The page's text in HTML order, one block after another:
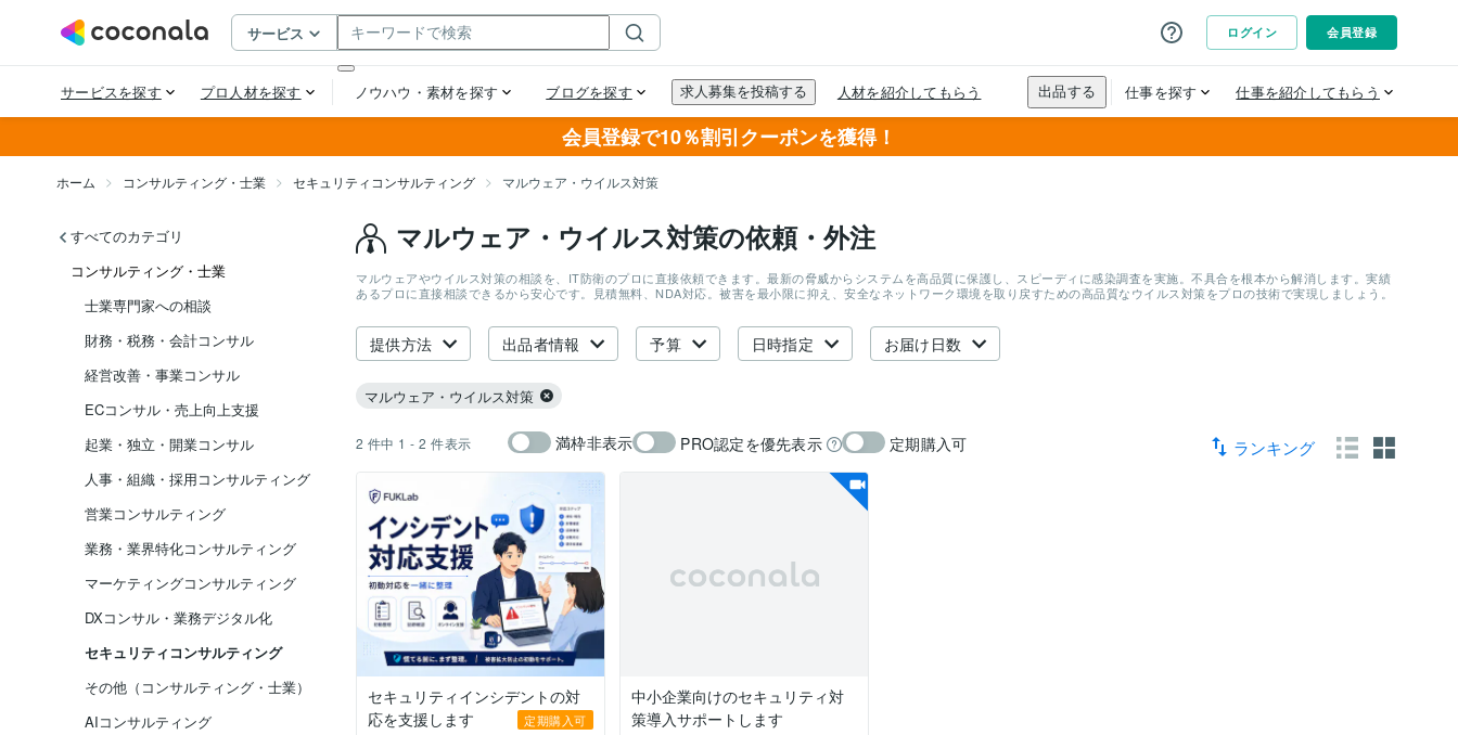
会員登録で10％割引クーポンを獲得！
ホーム コンサルティング・士業 セキュリティコンサルティング マルウェア・ウイルス対策
すべてのカテゴリ
コンサルティング・士業
士業専門家への相談
財務・税務・会計コンサル
経営改善・事業コンサル
ECコンサル・売上向上支援
起業・独立・開業コンサル
人事・組織・採用コンサルティング
営業コンサルティング
業務・業界特化コンサルティング
マーケティングコンサルティング
DXコンサル・業務デジタル化
セキュリティコンサルティング
その他（コンサルティング・士業）
AIコンサルティング
マルウェア・ウイルス対策の依頼・外注
マルウェアやウイルス対策の相談を、IT防衛のプロに直接依頼できます。最新の脅威からシステムを高品質に保護し、スピーディに感染調査を実施。不具合を根本から解消します。実績
あるプロに直接相談できるから安心です。見積無料、NDA対応。被害を最小限に抑え、安全なネットワーク環境を取り戻すための高品質なウイルス対策をプロの技術で実現しましょう。
提供方法 出品者情報 予算 日時指定 お届け日数
マルウェア・ウイルス対策
2 件中 1 - 2 件表示 満枠非表示 PRO認定を優先表示 定期購入可 ランキング
セキュリティインシデントの対
応を支援します
定期購入可
中小企業向けのセキュリティ対
策導入サポートします